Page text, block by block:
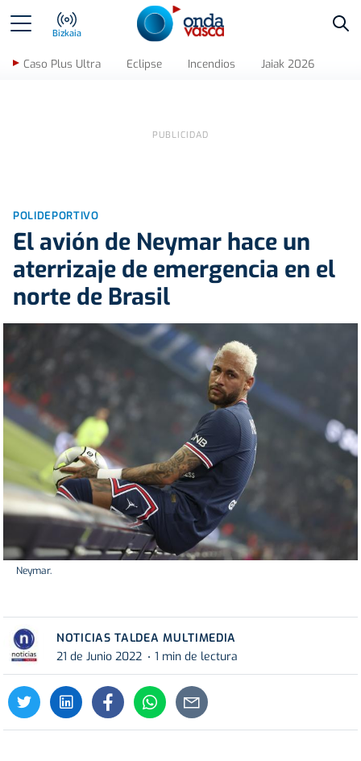
Bizkaia
Caso Plus Ultra Eclipse Incendios Jaiak 2026
POLIDEPORTIVO
El avión de Neymar hace un
aterrizaje de emergencia en el
norte de Brasil
Neymar.
NOTICIAS TALDEA MULTIMEDIA
21 de Junio 2022
1 min de lectura